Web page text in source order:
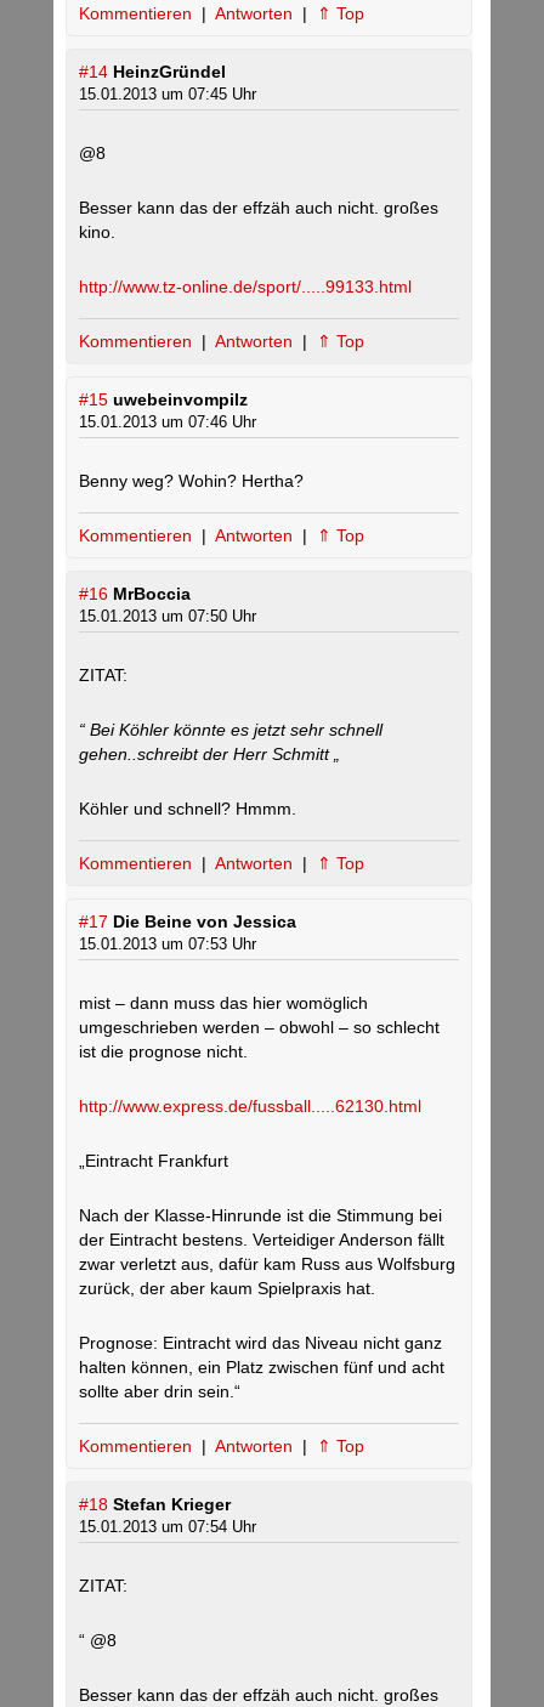
Kommentieren | Antworten | ⇑ Top
#14 HeinzGründel
15.01.2013 um 07:45 Uhr
@8
Besser kann das der effzäh auch nicht. großes
kino.
http://www.tz-online.de/sport/.....99133.html
Kommentieren | Antworten | ⇑ Top
#15 uwebeinvompilz
15.01.2013 um 07:46 Uhr
Benny weg? Wohin? Hertha?
Kommentieren | Antworten | ⇑ Top
#16 MrBoccia
15.01.2013 um 07:50 Uhr
ZITAT:
“ Bei Köhler könnte es jetzt sehr schnell
gehen..schreibt der Herr Schmitt „
Köhler und schnell? Hmmm.
Kommentieren | Antworten | ⇑ Top
#17 Die Beine von Jessica
15.01.2013 um 07:53 Uhr
mist – dann muss das hier womöglich
umgeschrieben werden – obwohl – so schlecht
ist die prognose nicht.
http://www.express.de/fussball.....62130.html
„Eintracht Frankfurt
Nach der Klasse-Hinrunde ist die Stimmung bei
der Eintracht bestens. Verteidiger Anderson fällt
zwar verletzt aus, dafür kam Russ aus Wolfsburg
zurück, der aber kaum Spielpraxis hat.
Prognose: Eintracht wird das Niveau nicht ganz
halten können, ein Platz zwischen fünf und acht
sollte aber drin sein.“
Kommentieren | Antworten | ⇑ Top
#18 Stefan Krieger
15.01.2013 um 07:54 Uhr
ZITAT:
“ @8
Besser kann das der effzäh auch nicht. großes